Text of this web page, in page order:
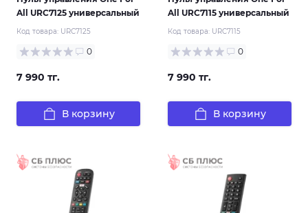
All URC7125 универсальный
Код товара: URC7125
0
7 990 тг.
В корзину
All URC7115 универсальный
Код товара: URC7115
0
7 990 тг.
В корзину